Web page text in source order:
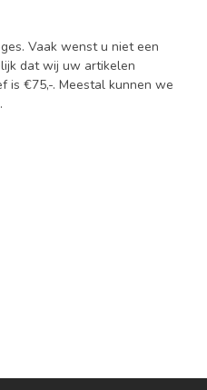
Vaak wenst u niet een
dat wij uw artikelen
is €75,-. Meestal kunnen we